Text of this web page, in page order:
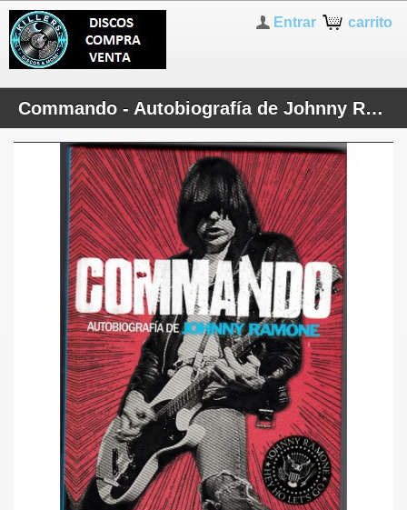
carrito
Entrar
Commando - Autobiografía de Johnny Ramone